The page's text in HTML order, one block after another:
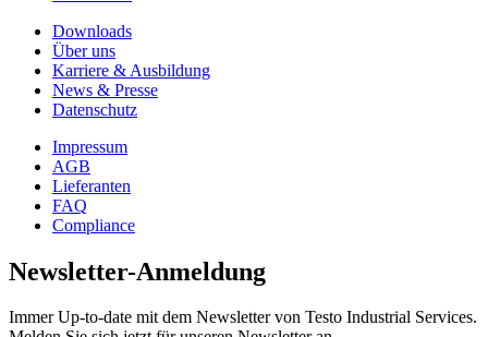
Downloads
Über uns
Karriere & Ausbildung
News & Presse
Datenschutz
Impressum
AGB
Lieferanten
FAQ
Compliance
Newsletter-Anmeldung
Immer Up-to-date mit dem Newsletter von Testo Industrial Services.